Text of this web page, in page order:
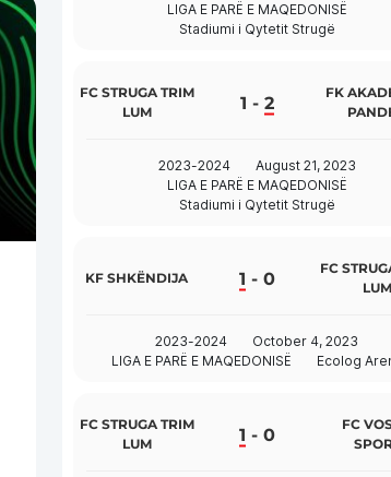
LIGA E PARË E MAQEDONISË
Stadiumi i Qytetit Strugë
FC STRUGA TRIM
LUM
1 - 2
FK
2023-2024
August 21, 2023
LIGA E PARË E MAQEDONISË
Stadiumi i Qytetit Strugë
KF SHKËNDIJA 1 - 0
FC
LUM
2023-2024
October 4, 2023
LIGA E PARË E MAQEDONISË
Ecolog
FC STRUGA TRIM
LUM
1 - 0
FC